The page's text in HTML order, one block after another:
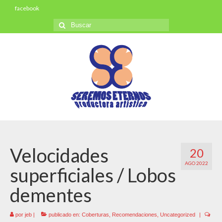
facebook
Buscar
por:
20
AGO 2022
Velocidades
superficiales / Lobos
dementes
por jeb | publicado en: Coberturas Recomendaciones Uncategorized
|